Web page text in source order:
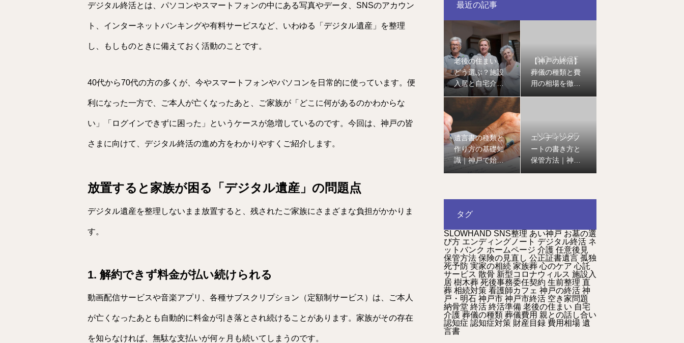
デジタル終活とは、パソコンやスマートフォンの中にある写真やデータ、SNSのアカウン
ト、インターネットバンキングや有料サービスなど、いわゆる「デジタル遺産」を整理
し、もしものときに備えておく活動のことです。
40代から70代の方の多くが、今やスマートフォンやパソコンを日常的に使っています。便
利になった一方で、ご本人が亡くなったあと、ご家族が「どこに何があるのかわからな
い」「ログインできずに困った」というケースが急増しているのです。今回は、神戸の皆
さまに向けて、デジタル終活の進め方をわかりやすくご紹介します。
放置すると家族が困る「デジタル遺産」の問題点
デジタル遺産を整理しないまま放置すると、残されたご家族にさまざまな負担がかかりま
す。
1. 解約できず料金が払い続けられる
動画配信サービスや音楽アプリ、各種サブスクリプション（定額制サービス）は、ご本人
が亡くなったあとも自動的に料金が引き落とされ続けることがあります。家族がその存在
を知らなければ、無駄な支払いが何ヶ月も続いてしまうのです。
最近の記事
老後の住まい、
どう選ぶ？施設
入居と自宅介護
のメリット・デ
メリットを徹底
【神戸の終活】
葬儀の種類と費
用の相場を徹底
遺言書の種類と
作り方の基礎知
識｜神戸で始め
る終活の第一歩
エンディングノ
ートの書き方と
保管方法｜神戸
タグ
SLOWHAND SNS整理 あい神戸 お墓の選
び方 エンディングノート デジタル終活 ネ
ットバンク ホームページ 介護 任意後見
保管方法 保険の見直し 公正証書遺言 孤独
死予防 実家の相続 家族葬 心のケア 心託
サービス 散骨 新型コロナウィルス 施設入
居 樹木葬 死後事務委任契約 生前整理 直
葬 相続対策 看護師カフェ 神戸の終活 神
戸・明石 神戸市 神戸市終活 空き家問題
納骨堂 終活 終活準備 老後の住まい 自宅
介護 葬儀の種類 葬儀費用 親との話し合い
認知症 認知症対策 財産目録 費用相場 遺
言書